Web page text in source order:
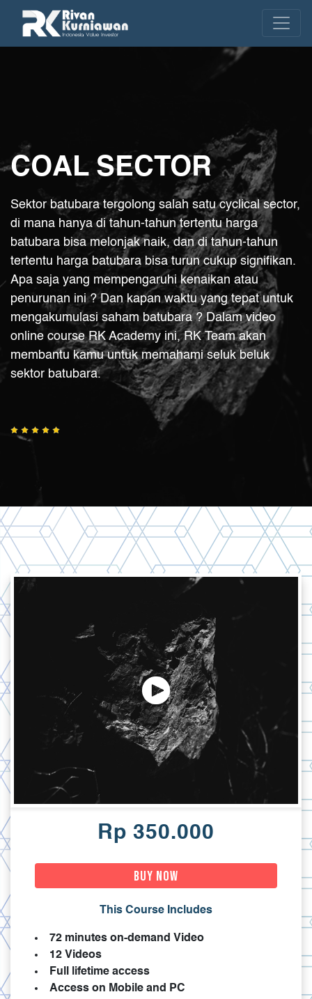
COAL SECTOR
Sektor batubara tergolong salah satu cyclical sector,
di mana hanya di tahun-tahun tertentu harga
batubara bisa melonjak naik, dan di tahun-tahun
tertentu harga batubara bisa turun cukup signifikan.
Apa saja yang mempengaruhi kenaikan atau
penurunan ini ? Dan kapan waktu yang tepat untuk
mengakumulasi saham batubara ? Dalam video
online course RK Academy ini, RK Team akan
membantu kamu untuk memahami seluk beluk
sektor batubara.
Rp 350.000
Buy Now
This Course Includes
72 minutes on-demand Video
12 Videos
Full lifetime access
Access on Mobile and PC